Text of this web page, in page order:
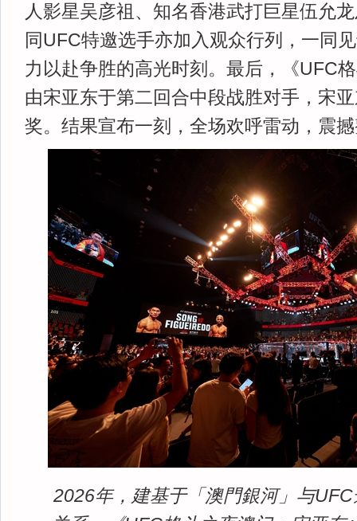
人影星吴彦祖、知名香港武打巨星伍允
同UFC特邀选手亦加入观众行列，一同
力以赴争胜的高光时刻。最后，《UFC
由宋亚东于第二回合中段战胜对手，宋
奖。结果宣布一刻，全场欢呼雷动，震
2026年，建基于「澳門銀河」与